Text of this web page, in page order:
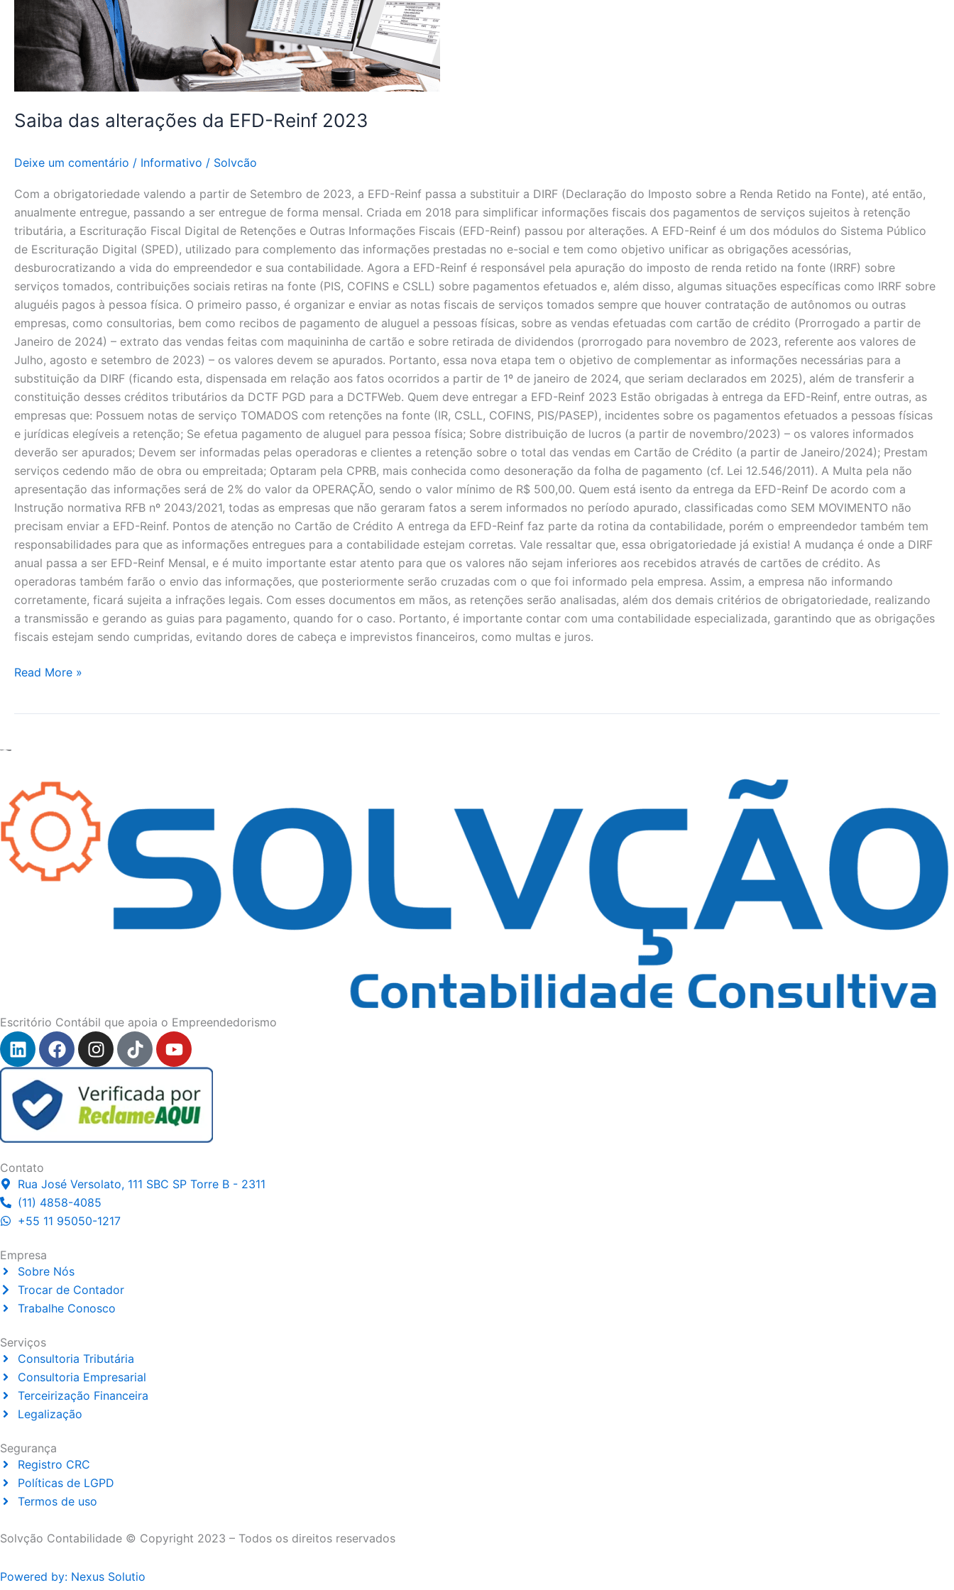
Saiba das alterações da EFD-Reinf 2023
Deixe um comentário / Informativo / Solvcão
Com a obrigatoriedade valendo a partir de Setembro de 2023, a EFD-Reinf passa a substituir a DIRF (Declaração do Imposto sobre a Renda Retido na Fonte), até então,
anualmente entregue, passando a ser entregue de forma mensal. Criada em 2018 para simplificar informações fiscais dos pagamentos de serviços sujeitos à retenção
tributária, a Escrituração Fiscal Digital de Retenções e Outras Informações Fiscais (EFD-Reinf) passou por alterações. A EFD-Reinf é um dos módulos do Sistema Público
de Escrituração Digital (SPED), utilizado para complemento das informações prestadas no e-social e tem como objetivo unificar as obrigações acessórias,
desburocratizando a vida do empreendedor e sua contabilidade. Agora a EFD-Reinf é responsável pela apuração do imposto de renda retido na fonte (IRRF) sobre
serviços tomados, contribuições sociais retiras na fonte (PIS, COFINS e CSLL) sobre pagamentos efetuados e, além disso, algumas situações específicas como IRRF sobre
aluguéis pagos à pessoa física. O primeiro passo, é organizar e enviar as notas fiscais de serviços tomados sempre que houver contratação de autônomos ou outras
empresas, como consultorias, bem como recibos de pagamento de aluguel a pessoas físicas, sobre as vendas efetuadas com cartão de crédito (Prorrogado a partir de
Janeiro de 2024) – extrato das vendas feitas com maquininha de cartão e sobre retirada de dividendos (prorrogado para novembro de 2023, referente aos valores de
Julho, agosto e setembro de 2023) – os valores devem se apurados. Portanto, essa nova etapa tem o objetivo de complementar as informações necessárias para a
substituição da DIRF (ficando esta, dispensada em relação aos fatos ocorridos a partir de 1º de janeiro de 2024, que seriam declarados em 2025), além de transferir a
constituição desses créditos tributários da DCTF PGD para a DCTFWeb. Quem deve entregar a EFD-Reinf 2023 Estão obrigadas à entrega da EFD-Reinf, entre outras, as
empresas que: Possuem notas de serviço TOMADOS com retenções na fonte (IR, CSLL, COFINS, PIS/PASEP), incidentes sobre os pagamentos efetuados a pessoas físicas
e jurídicas elegíveis a retenção; Se efetua pagamento de aluguel para pessoa física; Sobre distribuição de lucros (a partir de novembro/2023) – os valores informados
deverão ser apurados; Devem ser informadas pelas operadoras e clientes a retenção sobre o total das vendas em Cartão de Crédito (a partir de Janeiro/2024); Prestam
serviços cedendo mão de obra ou empreitada; Optaram pela CPRB, mais conhecida como desoneração da folha de pagamento (cf. Lei 12.546/2011). A Multa pela não
apresentação das informações será de 2% do valor da OPERAÇÃO, sendo o valor mínimo de R$ 500,00. Quem está isento da entrega da EFD-Reinf De acordo com a
Instrução normativa RFB nº 2043/2021, todas as empresas que não geraram fatos a serem informados no período apurado, classificadas como SEM MOVIMENTO não
precisam enviar a EFD-Reinf. Pontos de atenção no Cartão de Crédito A entrega da EFD-Reinf faz parte da rotina da contabilidade, porém o empreendedor também tem
responsabilidades para que as informações entregues para a contabilidade estejam corretas. Vale ressaltar que, essa obrigatoriedade já existia! A mudança é onde a DIRF
anual passa a ser EFD-Reinf Mensal, e é muito importante estar atento para que os valores não sejam inferiores aos recebidos através de cartões de crédito. As
operadoras também farão o envio das informações, que posteriormente serão cruzadas com o que foi informado pela empresa. Assim, a empresa não informando
corretamente, ficará sujeita a infrações legais. Com esses documentos em mãos, as retenções serão analisadas, além dos demais critérios de obrigatoriedade, realizando
a transmissão e gerando as guias para pagamento, quando for o caso. Portanto, é importante contar com uma contabilidade especializada, garantindo que as obrigações
fiscais estejam sendo cumpridas, evitando dores de cabeça e imprevistos financeiros, como multas e juros.
Read More »
Escritório Contábil que apoia o Empreendedorismo
L
i
n
k
e
d
i
n
F
a
c
e
b
o
I
n
s
t
a
g
r
m
T
i
k
t
o
k
Y
o
u
t
u
b
e
Contato
Rua José Versolato, 111 SBC SP Torre B - 2311
(11) 4858-4085
+55 11 95050-1217
Empresa
Sobre Nós
Trocar de Contador
Trabalhe Conosco
Serviços
Consultoria Tributária
Consultoria Empresarial
Terceirização Financeira
Legalização
Segurança
Registro CRC
Políticas de LGPD
Termos de uso
Solvção Contabilidade © Copyright 2023 – Todos os direitos reservados
Powered by: Nexus Solutio